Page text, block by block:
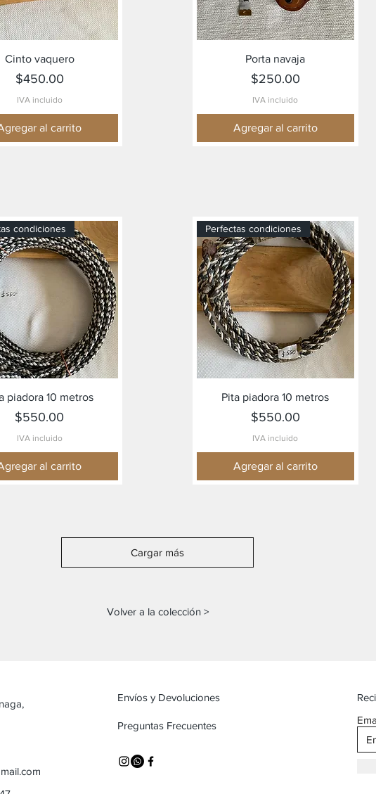
Vista rápida
Cinto vaquero
Precio
$450.00
IVA incluido
al carrito
Vista rápida
Porta navaja
Precio
$250.00
IVA incluido
Agregar al carrito
Vista rápida
condiciones
piadora 10 metros
Precio
$550.00
IVA incluido
al carrito
Vista rápida
Perfectas condiciones
Pita piadora 10 metros
Precio
$550.00
IVA incluido
Agregar al carrito
Cargar más
Volver a la colección >
Envíos y Devoluciones
Preguntas Frecuentes